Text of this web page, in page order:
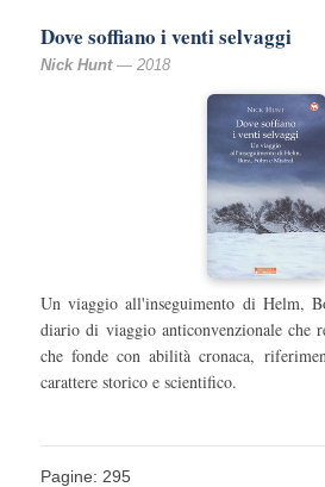
Dove soffiano i venti selvaggi
Nick Hunt— 2018
Un viaggio all'inseguimento di Helm,
diario di viaggio anticonvenzionale che
che fonde con abilità cronaca,
carattere storico e scientifico.
Pagine: 295